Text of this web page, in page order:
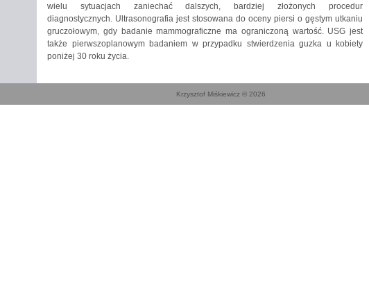
wielu sytuacjach zaniechać dalszych, bardziej złożonych procedur
diagnostycznych. Ultrasonografia jest stosowana do oceny piersi o gęstym utkaniu
gruczołowym, gdy badanie mammograficzne ma ograniczoną wartość. USG jest
także pierwszoplanowym badaniem w przypadku stwierdzenia guzka u kobiety
poniżej 30 roku życia.
Krzysztof Miśkiewicz © 2026